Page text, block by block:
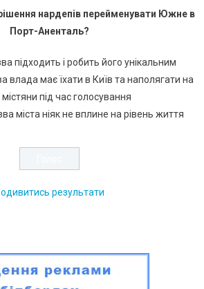
нардепів перейменувати Южне в
Порт-Аненталь?
підходить і робить його унікальним
влада має їхати в Київ та наполягати на
містяни під час голосування
міста ніяк не вплине на рівень життя
результати